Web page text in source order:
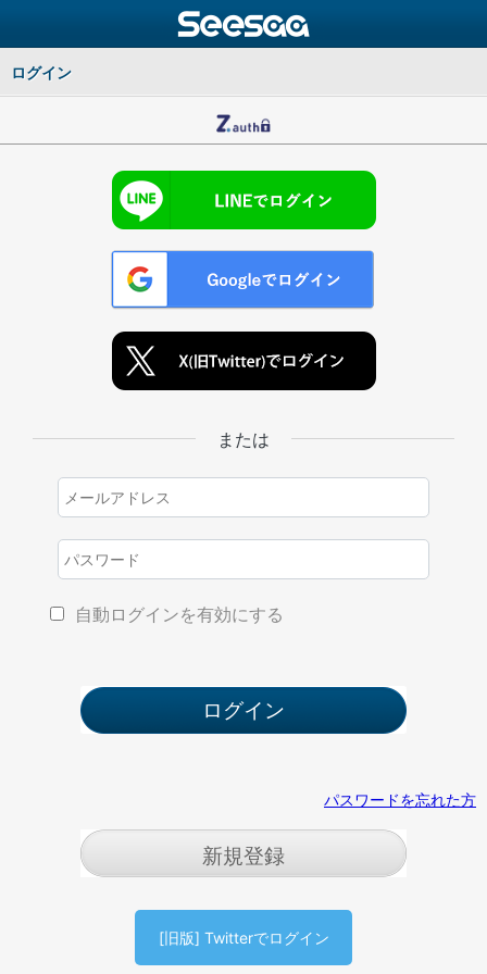
ログイン
または
自動ログインを有効にする
パスワードを忘れた方
新規登録
[旧版] Twitterでログイン